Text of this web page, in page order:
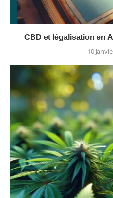
CBD et légalisation en
10